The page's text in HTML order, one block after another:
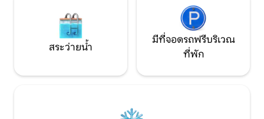
สระว่ายน้ำ
มีที่จอดรถฟรีบริเวณ
ที่พัก